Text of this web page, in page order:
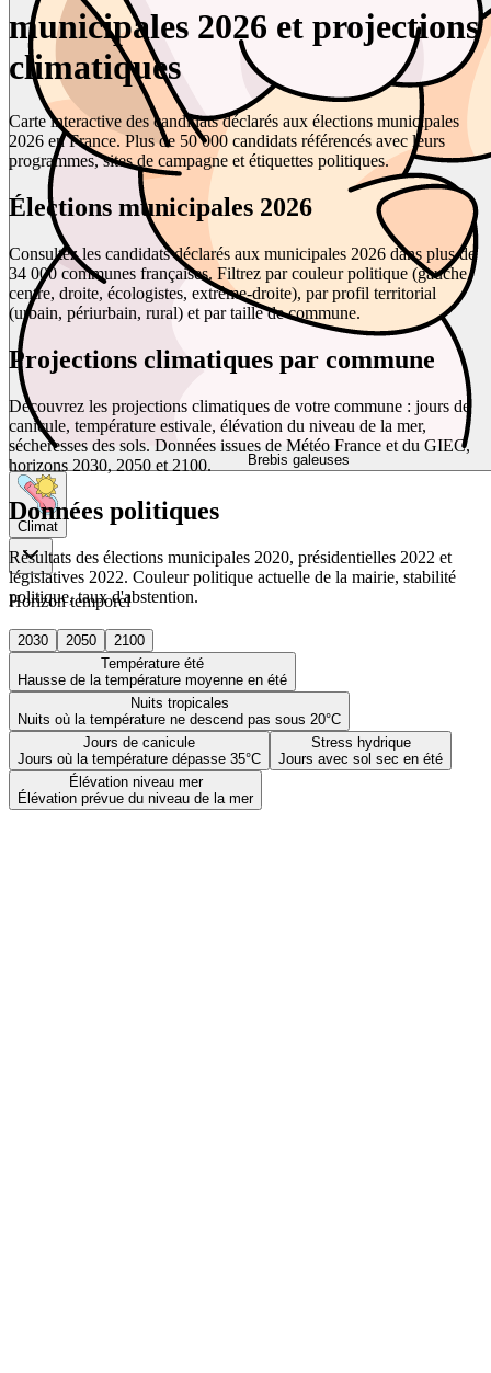
Brebis galeuses
Climat
Horizon temporel
2030 2050
2100
Température été
Hausse de la température moyenne en été
Nuits tropicales
Nuits où la température ne descend pas sous 20°C
Jours de canicule
Jours où la température dépasse 35°C
Stress hydrique
Jours avec sol sec en été
Élévation niveau mer
Élévation prévue du niveau de la mer
municipales 2026 et projections
climatiques
Carte interactive des candidats déclarés aux élections municipales
2026 en France. Plus de 50 000 candidats référencés avec leurs
programmes, sites de campagne et étiquettes politiques.
Élections municipales 2026
Consultez les candidats déclarés aux municipales 2026 dans plus de
34 000 communes françaises. Filtrez par couleur politique (gauche,
centre, droite, écologistes, extrême-droite), par profil territorial
(urbain, périurbain, rural) et par taille de commune.
Projections climatiques par commune
Découvrez les projections climatiques de votre commune : jours de
canicule, température estivale, élévation du niveau de la mer,
sécheresses des sols. Données issues de Météo France et du GIEC,
horizons 2030, 2050 et 2100.
Données politiques
Résultats des élections municipales 2020, présidentielles 2022 et
législatives 2022. Couleur politique actuelle de la mairie, stabilité
politique, taux d'abstention.